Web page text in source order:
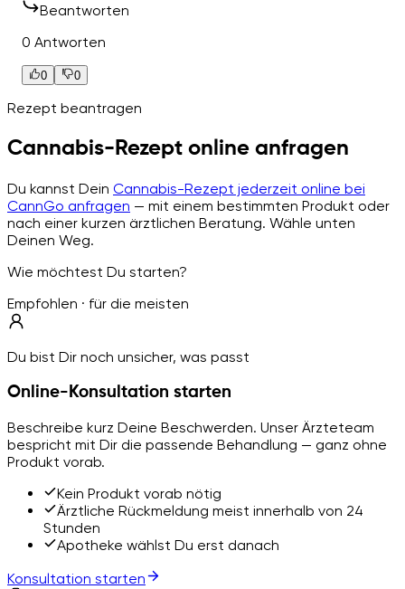
Beantworten
0 Antworten
0 0
Rezept beantragen
Cannabis-Rezept online anfragen
Du kannst Dein Cannabis-Rezept jederzeit online bei
CannGo anfragen — mit einem bestimmten Produkt oder
nach einer kurzen ärztlichen Beratung. Wähle unten
Deinen Weg.
Wie möchtest Du starten?
Empfohlen · für die meisten
Du bist Dir noch unsicher, was passt
Online-Konsultation starten
Beschreibe kurz Deine Beschwerden. Unser Ärzteteam
bespricht mit Dir die passende Behandlung — ganz ohne
Produkt vorab.
Kein Produkt vorab nötig
Ärztliche Rückmeldung meist innerhalb von 24
Stunden
Apotheke wählst Du erst danach
Konsultation starten